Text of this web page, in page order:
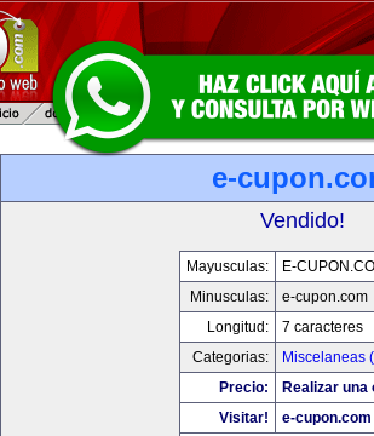
e-
Vendido!
Mayusculas:
E-
Minusculas:
e-cupon.com
Longitud:
7 caracteres
Categorias:
Miscelaneas
Precio:
Realizar una
Visitar!
e-cupon.com